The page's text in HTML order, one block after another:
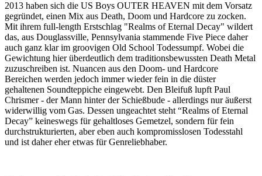
2013 haben sich die US Boys OUTER HEAVEN mit dem Vorsatz
gegründet, einen Mix aus Death, Doom und Hardcore zu zocken.
Mit ihrem full-length Erstschlag "Realms of Eternal Decay" wildert
das, aus Douglassville, Pennsylvania stammende Five Piece daher
auch ganz klar im groovigen Old School Todessumpf. Wobei die
Gewichtung hier überdeutlich dem traditionsbewussten Death Metal
zuzuschreiben ist. Nuancen aus den Doom- und Hardcore
Bereichen werden jedoch immer wieder fein in die düster
gehaltenen Soundteppiche eingewebt. Den Bleifuß lupft Paul
Chrismer - der Mann hinter der Schießbude - allerdings nur äußerst
widerwillig vom Gas. Dessen ungeachtet steht “Realms of Eternal
Decay” keineswegs für gehaltloses Gemetzel, sondern für fein
durchstrukturierten, aber eben auch kompromisslosen Todesstahl
und ist daher eher etwas für Genreliebhaber.